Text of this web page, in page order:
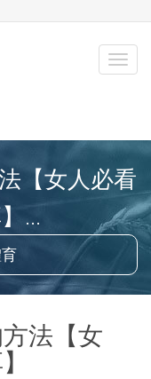
【女人必看
...
法【女